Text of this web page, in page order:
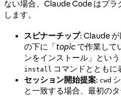
ない場合、Claude Code はプラ
します。
スピナーチップ: Claude
の下に「topic で作業して
ンをインストール」とい
install コマンドとともに
セッション開始提案: cwd
と一致する場合、最初の